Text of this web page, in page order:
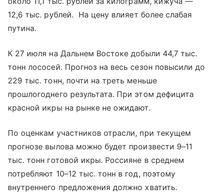
12,6 тыс. рублей. На цену влияет более слабая
путина.
К 27 июля на Дальнем Востоке добыли 44,7 тыс.
тонн лососей. Прогноз на весь сезон повысили до
229 тыс. тонн, почти на треть меньше
прошлогоднего результата. При этом дефицита
красной икры на рынке не ожидают.
По оценкам участников отрасли, при текущем
прогнозе вылова можно будет произвести 9–11
тыс. тонн готовой икры. Россияне в среднем
потребляют 10–12 тыс. тонн в год, поэтому
внутреннего предложения должно хватить.